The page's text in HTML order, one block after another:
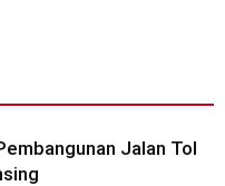
Jalan Tol